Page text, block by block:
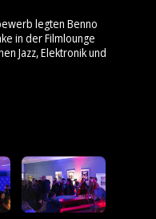
legten Benno
in der Filmlounge
Jazz, Elektronik und